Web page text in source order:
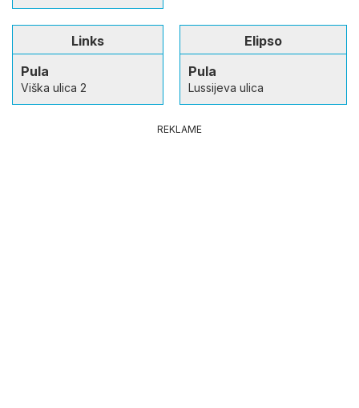
Links
Pula
Viška ulica 2
Elipso
Pula
Lussijeva ulica
REKLAME